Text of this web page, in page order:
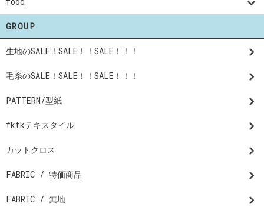
GROUP
生地のSALE！SALE！！SALE！！！
毛糸のSALE！SALE！！SALE！！！
PATTERN/型紙
fktkテキスタイル
カットクロス
FABRIC / 特価商品
FABRIC / 無地